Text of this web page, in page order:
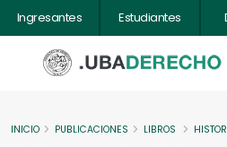
Ingresantes Estudiantes
INICIO PUBLICACIONES LIBROS